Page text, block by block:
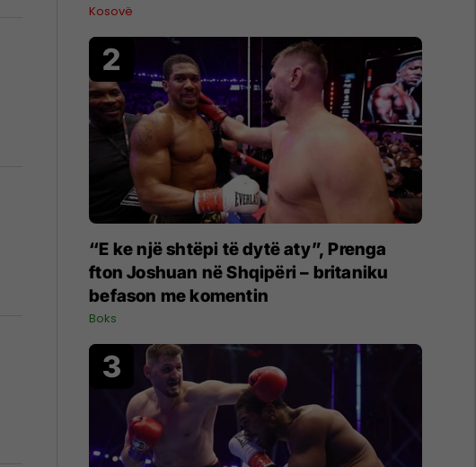
Kosovë
“E ke një shtëpi të dytë aty”, Prenga
fton Joshuan në Shqipëri – britaniku
befason me komentin
Boks